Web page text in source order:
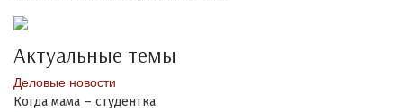
Актуальные темы
Деловые новости
Когда мама – студентка